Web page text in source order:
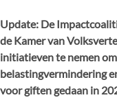
Update: De
de Kamer van
initiatieven te nemen
belastingvermindering
voor giften gedaan in